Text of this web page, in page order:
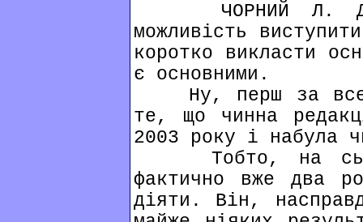
ЧОРНИЙ Л.
можливість
коротко викласти
є основними.
Ну, перш за все,
те, що чинна
2003 року і набула
Тобто, на
фактично вже два
діяти. Він,